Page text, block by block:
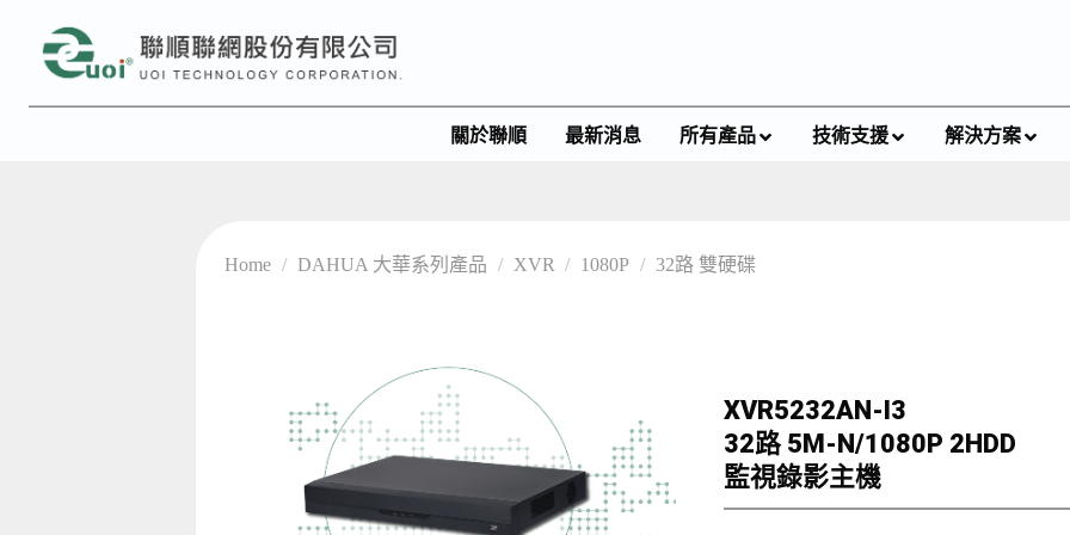
關於聯順 最新消息 所有產品 技術支援 解決方案
Home / DAHUA 大華系列產品 / XVR / 1080P / 32路 雙硬碟
XVR5232AN-I3
32路 5M-N/1080P 2HDD
監視錄影主機